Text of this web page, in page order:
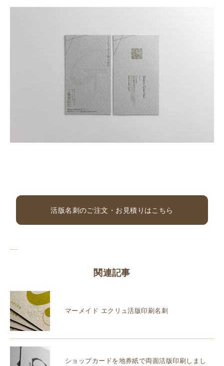
活版名刺のご注文・お見積りはこちら
関連記事
マーメイド エクリュ活版印刷名刺
ショップカードを地券紙で両面活版印刷しまし